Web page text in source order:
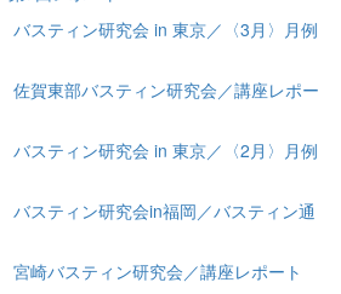
バスティン研究会 in 東京／〈3月〉月例
佐賀東部バスティン研究会／講座レポー
バスティン研究会 in 東京／〈2月〉月例
バスティン研究会in福岡／バスティン通
宮崎バスティン研究会／講座レポート